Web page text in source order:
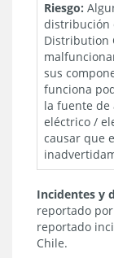
Riesgo:
distribución
Distribution
sus
funciona
la fuente de
eléctrico /
causar que
Incidentes y
reportado
reportado
Chile.